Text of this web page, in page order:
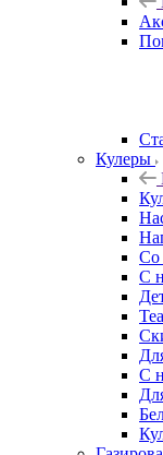
Кулеры
Со
С
С